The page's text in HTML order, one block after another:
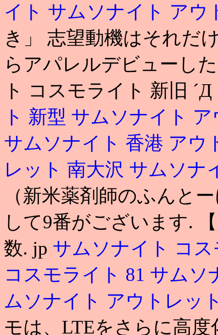
イト サムソナイト アウ
き」 志望動機はそれだ
らアパレルデビューし
ト コスモライト 新旧
ト 新型 サムソナイト
サムソナイト 香港 アウ
レット 南大沢 サムソナ
（新米薬剤師のふんと
して9番がございます.
数. jp サムソナイト コ
コスモライト 81 サムソ
ムソナイト アウトレッ
モは、LTEをさらに高